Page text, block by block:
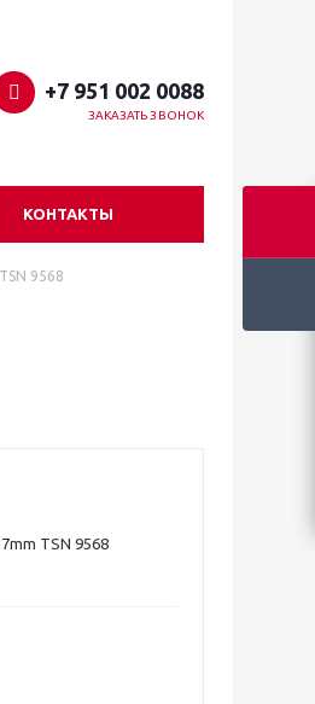
+7 951 002 0088
ЗАКАЗАТЬ ЗВОНОК
КОНТАКТЫ
9568
TSN 9568